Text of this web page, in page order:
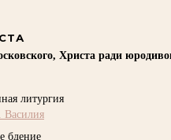
Христа ради
литургия
бдение